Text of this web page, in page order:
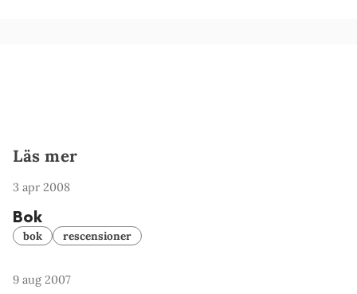
Läs mer
3 apr 2008
Bok
bok rescensioner
9 aug 2007